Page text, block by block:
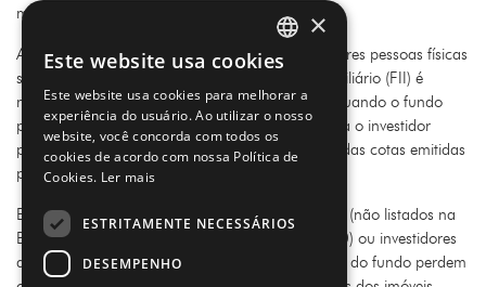
mensalmente na sua conta corrente.
A isenção do IR sobre rendimentos para investidores pessoas físicas
só é válida quando o fundo de investimento imobiliário (FII) é
negociado na Bolsa (B3). Essa isenção é válida quando o fundo
possui pelo menos 50 cotistas (no mínimo) e para o investidor
pessoa física que detenha, no máximo, até 10% das cotas emitidas
pelo fundo.
Em outras palavras, fundos imobiliários fechados (não listados na
Bolsa), fundos com poucos cotistas (menos de 50) ou investidores
que tenham uma fatia de mais de 10% das cotas do fundo perdem
PORTUGUESE
ENGLISH
×
Este website usa cookies
Este website usa cookies para melhorar a
experiência do usuário. Ao utilizar o nosso
website, você concorda com todos os
cookies de acordo com nossa Política de
Cookies. Ler mais
ESTRITAMENTE NECESSÁRIOS
DESEMPENHO